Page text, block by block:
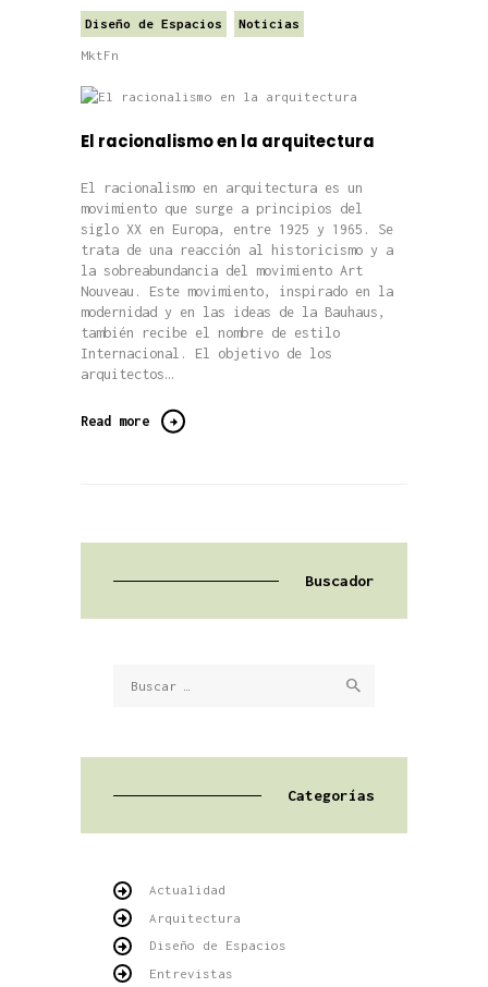
Diseño de Espacios Noticias
MktFn
El racionalismo en la arquitectura
El racionalismo en arquitectura es un
movimiento que surge a principios del
siglo XX en Europa, entre 1925 y 1965. Se
trata de una reacción al historicismo y a
la sobreabundancia del movimiento Art
Nouveau. Este movimiento, inspirado en la
modernidad y en las ideas de la Bauhaus,
también recibe el nombre de estilo
Internacional. El objetivo de los
arquitectos…
Read more
Buscador
Categorías
Actualidad
Arquitectura
Diseño de Espacios
Entrevistas